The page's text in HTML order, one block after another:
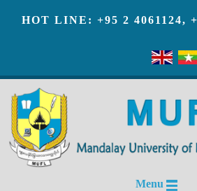
HOT LINE: +95 2 4061124,
Menu